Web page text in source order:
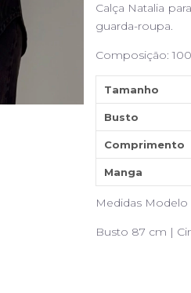
Calça Natalia
guarda-roupa.
Composição:
Tamanho
Busto
Comprimento
Manga
Medidas Modelo
Busto 87 cm |